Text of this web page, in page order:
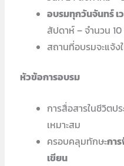
อบรมทุกวันจันทร์ เ
สัปดาห์ – จำนวน
สถานที่อบรมจะแจ้ง
หัวข้อการอบรม
การสื่อสารในชีวิตป
เหมาะสม
ครอบคลุมทักษะกา
เขียน